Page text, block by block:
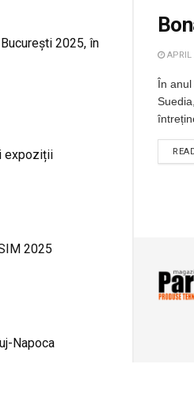
2025, în
expoziții
2025
Napoca
APRIL
În